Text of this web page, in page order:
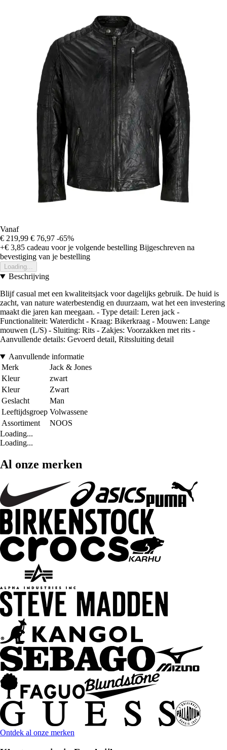
Vanaf
€ 219,99 € 76,97 -65%
+€ 3,85 cadeau voor je volgende bestelling Bijgeschreven na
bevestiging van je bestelling
Loading...
Beschrijving
Blijf casual met een kwaliteitsjack voor dagelijks gebruik. De huid is
zacht, van nature waterbestendig en duurzaam, wat het een investering
maakt die jaren kan meegaan. - Type detail: Leren jack -
Functionaliteit: Waterdicht - Kraag: Bikerkraag - Mouwen: Lange
mouwen (L/S) - Sluiting: Rits - Zakjes: Voorzakken met rits -
Aanvullende details: Gevoerd detail, Ritssluiting detail
Aanvullende informatie
Merk
Jack & Jones
Kleur
zwart
Kleur
Zwart
Geslacht
Man
Leeftijdsgroep Volwassene
Assortiment
NOOS
Loading...
Loading...
Al onze merken
Ontdek al onze merken